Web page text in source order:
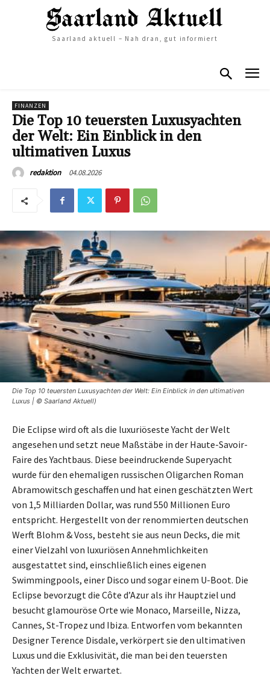
Saarland aktuell – Nah dran, gut informiert
FINANZEN
Die Top 10 teuersten Luxusyachten
der Welt: Ein Einblick in den
ultimativen Luxus
redaktion 04.08.2026
Die Top 10 teuersten Luxusyachten der Welt: Ein Einblick in den ultimativen
Luxus | © Saarland Aktuell)
Die Eclipse wird oft als die luxuriöseste Yacht der Welt
angesehen und setzt neue Maßstäbe in der Haute-Savoir-
Faire des Yachtbaus. Diese beeindruckende Superyacht
wurde für den ehemaligen russischen Oligarchen Roman
Abramowitsch geschaffen und hat einen geschätzten Wert
von 1,5 Milliarden Dollar, was rund 550 Millionen Euro
entspricht. Hergestellt von der renommierten deutschen
Werft Blohm & Voss, besteht sie aus neun Decks, die mit
einer Vielzahl von luxuriösen Annehmlichkeiten
ausgestattet sind, einschließlich eines eigenen
Swimmingpools, einer Disco und sogar einem U-Boot. Die
Eclipse bevorzugt die Côte d’Azur als ihr Hauptziel und
besucht glamouröse Orte wie Monaco, Marseille, Nizza,
Cannes, St-Tropez und Ibiza. Entworfen vom bekannten
Designer Terence Disdale, verkörpert sie den ultimativen
Luxus und die Exklusivität, die man bei den teuersten
Yachten der Welt erwartet.